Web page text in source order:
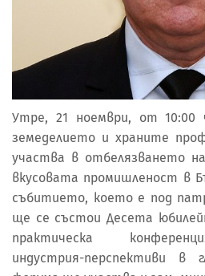
Утре, 21 ноември, от 10:00
земеделието и храните
участва в отбелязването
вкусовата промишленост в
събитието, което е под
ще се състои Десета
практическа
индустрия-перспективи в